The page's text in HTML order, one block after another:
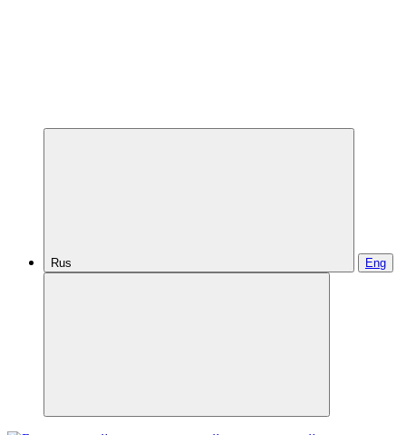
Rus Eng